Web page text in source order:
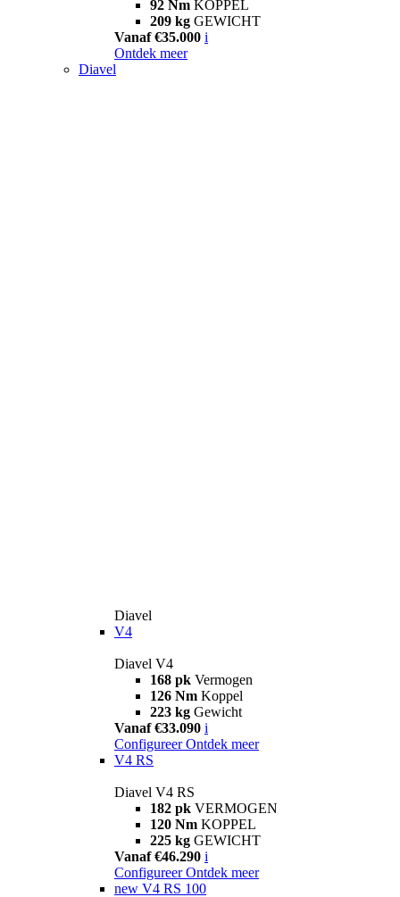
92 Nm KOPPEL
209 kg GEWICHT
Vanaf €35.000 i
Ontdek meer
Diavel
Diavel
V4
Diavel V4
168 pk Vermogen
126 Nm Koppel
223 kg Gewicht
Vanaf €33.090 i
Configureer Ontdek meer
V4 RS
Diavel V4 RS
182 pk VERMOGEN
120 Nm KOPPEL
225 kg GEWICHT
Vanaf €46.290 i
Configureer Ontdek meer
new V4 RS 100